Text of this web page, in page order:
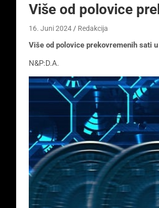
Više od polovice
16. Juni 2024 Redakcija
Više od polovice prekovremenih sati
N&P:D.A.